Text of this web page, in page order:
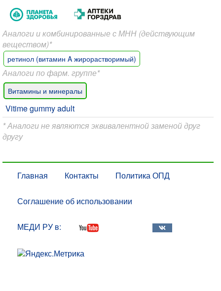
Аналоги и комбинированные с МНН (действующим
веществом)*
ретинол (витамин A жирорастворимый)
Аналоги по фарм. группе*
Витамины и минералы
Vitime gummy adult
* Аналоги не являются эквивалентной заменой друг
другу
Главная Контакты Политика ОПД
Соглашение об использовании
МЕДИ РУ в: